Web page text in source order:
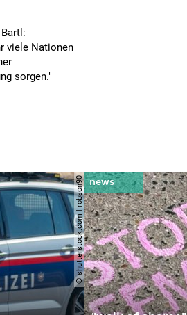
viele Nationen
sorgen."
© shutterstock.com | robson90